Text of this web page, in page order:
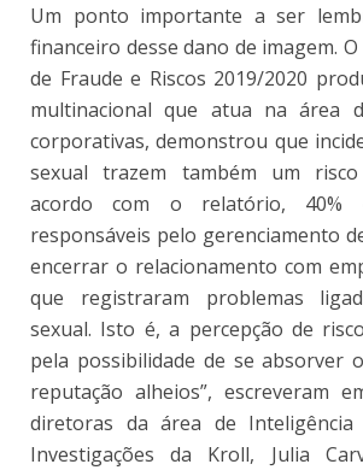
Um ponto importante a ser
financeiro desse dano de imagem. O
de Fraude e Riscos 2019/2020
multinacional que atua na área
corporativas, demonstrou que
sexual trazem também um risco
acordo com o relatório, 40%
responsáveis pelo gerenciamento
encerrar o relacionamento com
que registraram problemas
sexual. Isto é, a percepção de
pela possibilidade de se absorver
reputação alheios”, escreveram
diretoras da área de
Investigações da Kroll, Julia